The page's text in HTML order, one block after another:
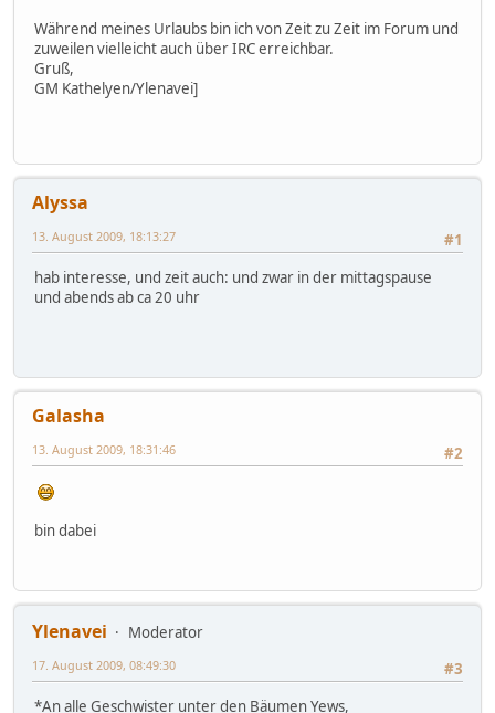
Während meines Urlaubs bin ich von Zeit zu Zeit im Forum und
zuweilen vielleicht auch über IRC erreichbar.
Gruß,
GM Kathelyen/Ylenavei]
Alyssa
#1
13. August 2009, 18:13:27
hab interesse, und zeit auch: und zwar in der mittagspause
und abends ab ca 20 uhr
Galasha
#2
13. August 2009, 18:31:46
bin dabei
Ylenavei
Moderator
#3
17. August 2009, 08:49:30
*An alle Geschwister unter den Bäumen Yews,